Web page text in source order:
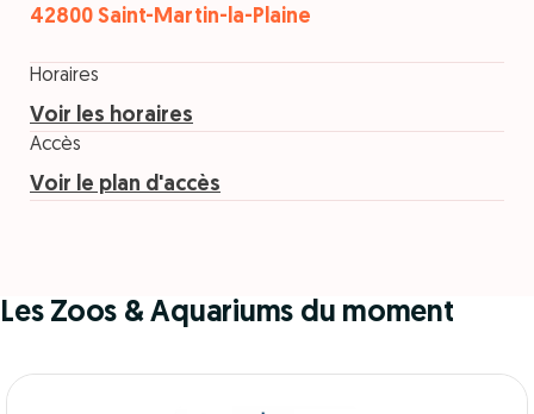
42800 Saint-Martin-la-Plaine
Horaires
Voir les horaires
Accès
Voir le plan d'accès
Les Zoos & Aquariums du moment